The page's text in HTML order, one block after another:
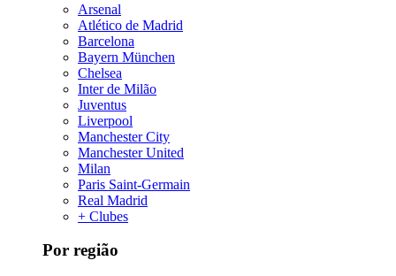
Arsenal
Atlético de Madrid
Barcelona
Bayern München
Chelsea
Inter de Milão
Juventus
Liverpool
Manchester City
Manchester United
Milan
Paris Saint-Germain
Real Madrid
+ Clubes
Por região